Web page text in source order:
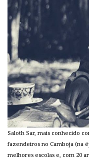
Saloth Sar, mais conhecido
fazendeiros no Camboja (na
melhores escolas e, com 20